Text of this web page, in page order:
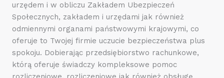
urzędem i w obliczu Zakładem Ubezpieczeń
Społecznych, zakładem i urzędami jak również
odmiennymi organami państwowymi krajowymi, co
oferuje to Twojej firmie uczucie bezpieczeństwa plus
spokoju. Dobierając przedsiębiorstwo rachunkowe,
którą oferuje świadczy kompleksowe pomoc